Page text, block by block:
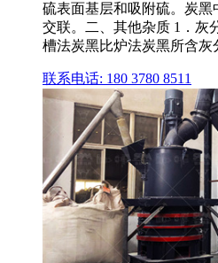
硫表面基层和吸附硫。炭
交联。二、其他杂质 1．灰
槽法炭黑比炉法炭黑所含灰
联系电话: 180 3780 8511